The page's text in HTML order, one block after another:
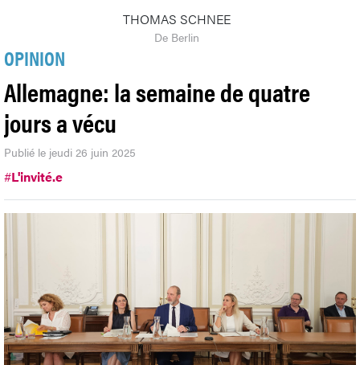
THOMAS SCHNEE
De Berlin
OPINION
Allemagne: la semaine de quatre
jours a vécu
Publié le jeudi 26 juin 2025
#L'invité.e